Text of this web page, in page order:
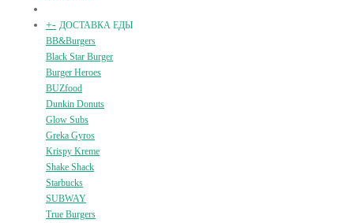
+- ДОСТАВКА ЕДЫ
BB&Burgers
Black Star Burger
Burger Heroes
BUZfood
Dunkin Donuts
Glow Subs
Greka Gyros
Krispy Kreme
Shake Shack
Starbucks
SUBWAY
True Burgers